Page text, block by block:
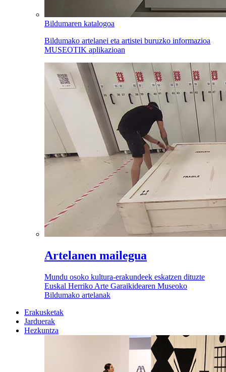
Bildumaren katalogoa
Bildumako artelanei eta artistei buruzko informazioa
MUSEOTIK aplikazioan
Artelanen mailegua
Mundu osoko kultura-erakundeek eskatzen dituzte
Euskal Herriko Arte Garaikidearen Museoko
Bildumako artelanak
Erakusketak
Jarduerak
Hezkuntza